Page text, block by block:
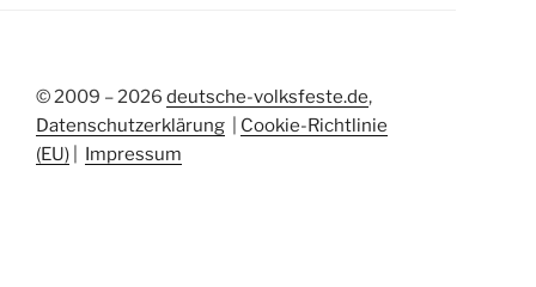
© 2009 – 2026 deutsche-volksfeste.de,
Datenschutzerklärung
Cookie-Richtlinie
(EU)
Impressum